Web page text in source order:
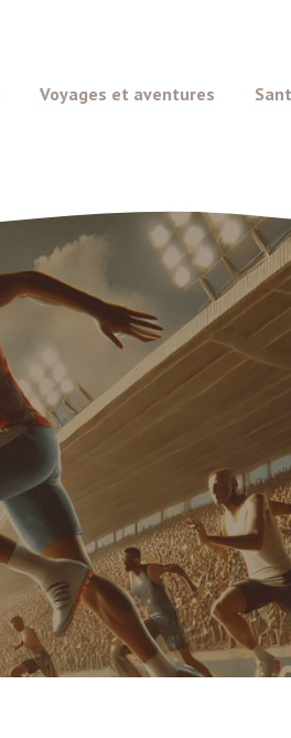
Voyages et aventures